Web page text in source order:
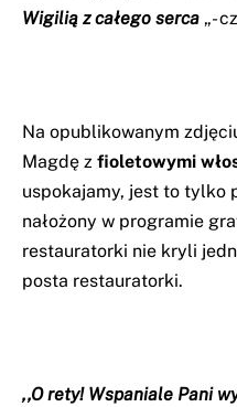
Wigilią z całego serca „-
Na opublikowanym
Magdę z fioletowymi
uspokajamy, jest to tylko
nałożony w programie
restauratorki nie kryli
posta restauratorki.
,,O rety! Wspaniale Pani